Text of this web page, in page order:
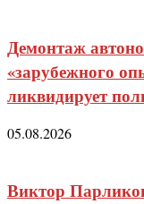
Демонтаж
«зарубежного
ликвидирует
05.08.2026
Виктор